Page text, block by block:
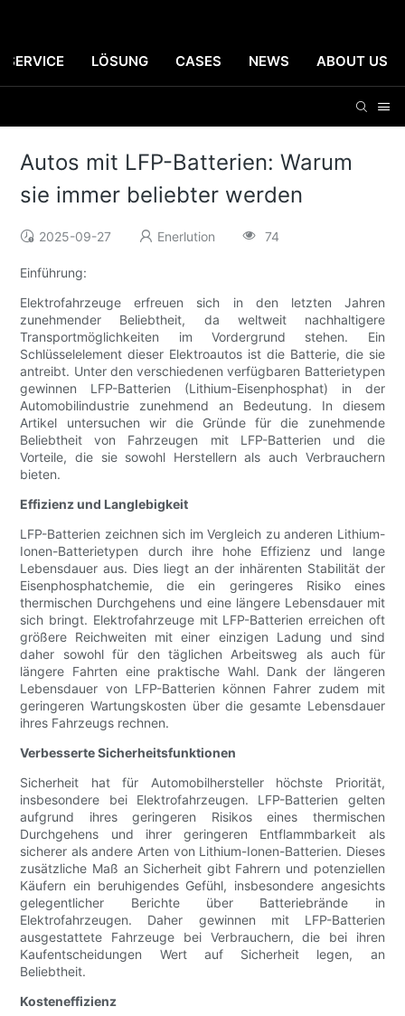
SERVICE LÖSUNG CASES NEWS ABOUT US
Autos mit LFP-Batterien: Warum
sie immer beliebter werden
2025-09-27 Enerlution 74
Einführung:
Elektrofahrzeuge erfreuen sich in den letzten Jahren
zunehmender Beliebtheit, da weltweit nachhaltigere
Transportmöglichkeiten im Vordergrund stehen. Ein
Schlüsselelement dieser Elektroautos ist die Batterie, die sie
antreibt. Unter den verschiedenen verfügbaren Batterietypen
gewinnen LFP-Batterien (Lithium-Eisenphosphat) in der
Automobilindustrie zunehmend an Bedeutung. In diesem
Artikel untersuchen wir die Gründe für die zunehmende
Beliebtheit von Fahrzeugen mit LFP-Batterien und die
Vorteile, die sie sowohl Herstellern als auch Verbrauchern
bieten.
Effizienz und Langlebigkeit
LFP-Batterien zeichnen sich im Vergleich zu anderen Lithium-
Ionen-Batterietypen durch ihre hohe Effizienz und lange
Lebensdauer aus. Dies liegt an der inhärenten Stabilität der
Eisenphosphatchemie, die ein geringeres Risiko eines
thermischen Durchgehens und eine längere Lebensdauer mit
sich bringt. Elektrofahrzeuge mit LFP-Batterien erreichen oft
größere Reichweiten mit einer einzigen Ladung und sind
daher sowohl für den täglichen Arbeitsweg als auch für
längere Fahrten eine praktische Wahl. Dank der längeren
Lebensdauer von LFP-Batterien können Fahrer zudem mit
geringeren Wartungskosten über die gesamte Lebensdauer
ihres Fahrzeugs rechnen.
Verbesserte Sicherheitsfunktionen
Sicherheit hat für Automobilhersteller höchste Priorität,
insbesondere bei Elektrofahrzeugen. LFP-Batterien gelten
aufgrund ihres geringeren Risikos eines thermischen
Durchgehens und ihrer geringeren Entflammbarkeit als
sicherer als andere Arten von Lithium-Ionen-Batterien. Dieses
zusätzliche Maß an Sicherheit gibt Fahrern und potenziellen
Käufern ein beruhigendes Gefühl, insbesondere angesichts
gelegentlicher Berichte über Batteriebrände in
Elektrofahrzeugen. Daher gewinnen mit LFP-Batterien
ausgestattete Fahrzeuge bei Verbrauchern, die bei ihren
Kaufentscheidungen Wert auf Sicherheit legen, an
Beliebtheit.
Kosteneffizienz